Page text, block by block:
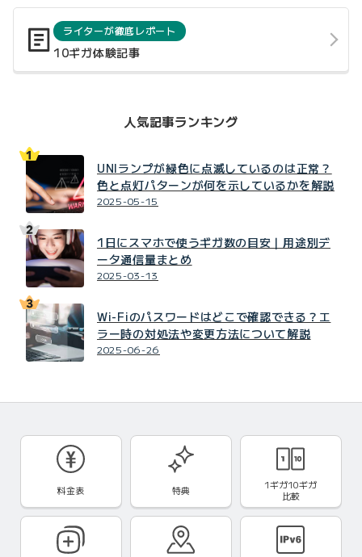
ライターが徹底レポート
10ギガ体験記事
人気記事ランキング
UNIランプが緑色に点滅しているのは正常？
色と点灯パターンが何を示しているかを解説
2025-05-15
1日にスマホで使うギガ数の目安｜用途別デ
ータ通信量まとめ
2025-03-13
Wi-Fiのパスワードはどこで確認できる？エ
ラー時の対処法や変更方法について解説
2025-06-26
料金表 特典
1ギガ10ギガ
比較